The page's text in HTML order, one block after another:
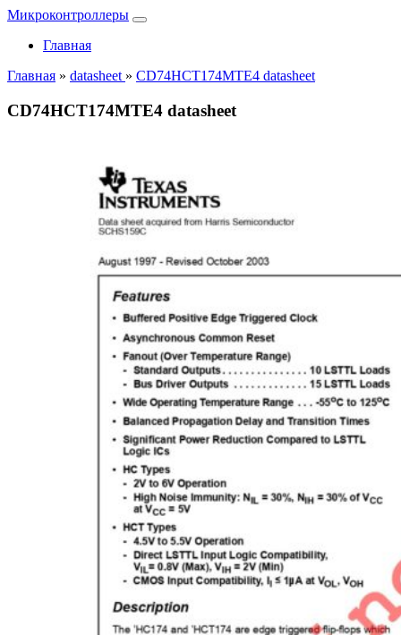
Микроконтроллеры
Главная
Главная » datasheet » CD74HCT174MTE4 datasheet
CD74HCT174MTE4 datasheet